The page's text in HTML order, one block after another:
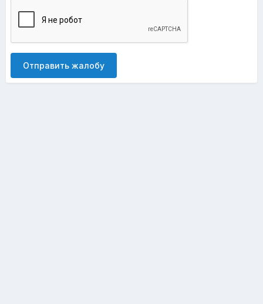
Отправить жалобу